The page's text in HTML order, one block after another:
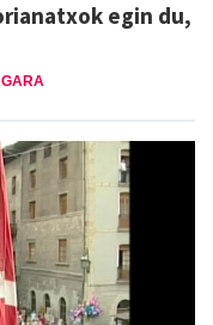
egin du,